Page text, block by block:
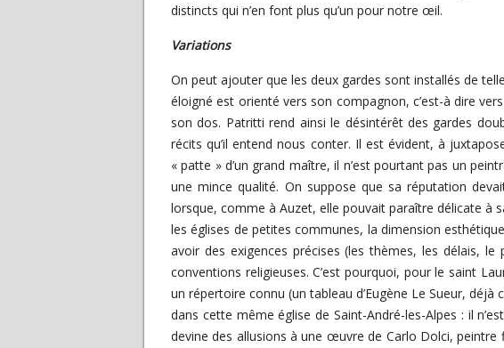
distincts qui n’en font plus qu’un pour notre œil.
Variations
On peut ajouter que les deux gardes sont installés de
éloigné est orienté vers son compagnon, c’est-à dire
son dos. Patritti rend ainsi le désintérêt des gardes
récits qu’il entend nous conter. Il est évident, à
« patte » d’un grand maître, il n’est pourtant pas un
une mince qualité. On suppose que sa réputation
lorsque, comme à Auzet, elle pouvait paraître délicate à
les églises de petites communes, la dimension
avoir des exigences précises (les thèmes, les délais,
conventions religieuses. C’est pourquoi, pour le saint
un répertoire connu (un tableau d’Eugène Le Sueur, déjà
dans cette même église de Saint-André-les-Alpes : il
devine des allusions à une œuvre de Carlo Dolci, peintre